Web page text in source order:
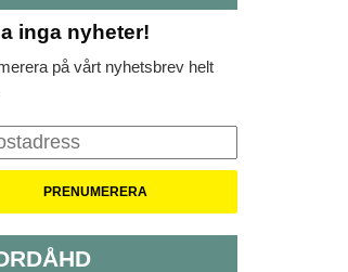
inga nyheter!
på vårt nyhetsbrev helt